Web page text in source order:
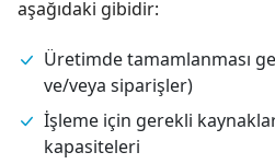
aşağıdaki gibidir:
Üretimde tamamlanması
ve/veya siparişler)
İşleme için gerekli
kapasiteleri